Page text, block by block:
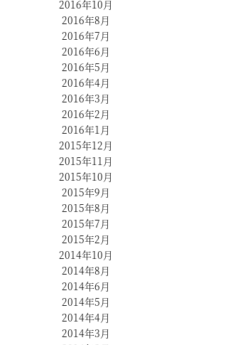
2016年10月
2016年8月
2016年7月
2016年6月
2016年5月
2016年4月
2016年3月
2016年2月
2016年1月
2015年12月
2015年11月
2015年10月
2015年9月
2015年8月
2015年7月
2015年2月
2014年10月
2014年8月
2014年6月
2014年5月
2014年4月
2014年3月